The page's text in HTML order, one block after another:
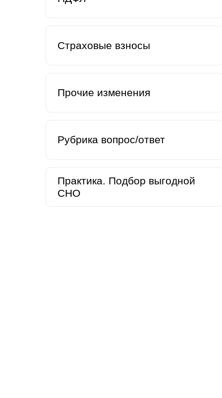
Практика. Подбор выгодной
СНО
Рубрика вопрос/ответ
Прочие изменения
Страховые взносы